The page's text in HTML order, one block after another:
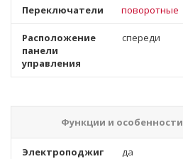
Переключатели поворотные
Расположение
панели
управления
спереди
Функции и особенности
Электроподжиг да